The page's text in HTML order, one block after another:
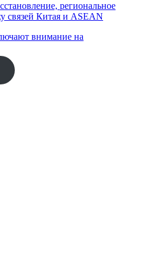
региональное
связей Китая и ASEAN
внимание на